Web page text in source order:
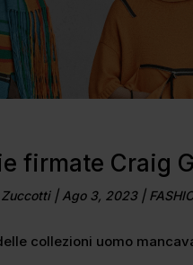
firmate Craig
| Ago 3, 2023|
collezioni uomo